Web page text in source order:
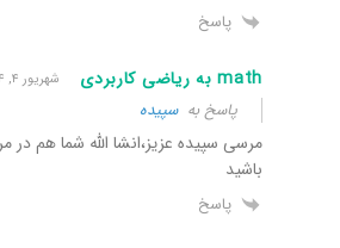
پاسخ
math به ریاضی کاربردی شهریور ۴, ۱۳۹۴ ۱۰:۰۰ ب٫ظ
پاسخ بهسپیده
مرسی سپیده عزیز،انشا الله شما هم
باشید
پاسخ